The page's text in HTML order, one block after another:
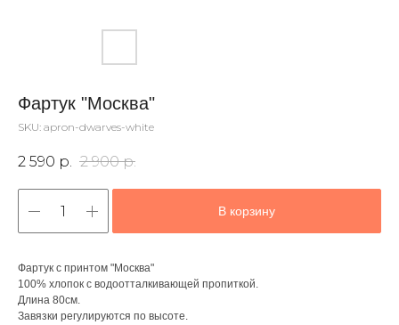
Фартук "Москва"
SKU: apron-dwarves-white
2 590 р. 2 900 р.
В корзину
Фартук с принтом "Москва"
100% хлопок с водоотталкивающей пропиткой.
Длина 80см.
Завязки регулируются по высоте.